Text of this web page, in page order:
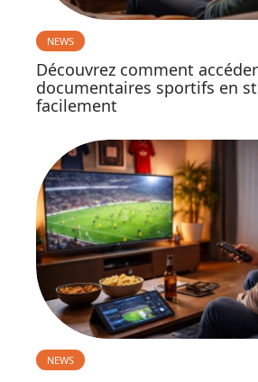
NEWS
Découvrez comment
documentaires sportifs en
facilement
NEWS